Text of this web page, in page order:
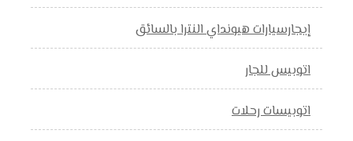
إيجارسيارات هيونداي النترا بالسائق
اتوبيس للجار
اتوبيسات رحلات